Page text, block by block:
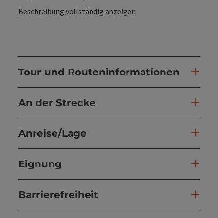
Beschreibung vollständig anzeigen
Tour und Routeninformationen
An der Strecke
Anreise/Lage
Eignung
Barrierefreiheit